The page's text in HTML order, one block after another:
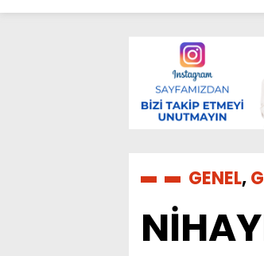
14:22
İKİNCİ
13:48
HAFTA
12:54
YÜKSEL
11:22
GENEL,